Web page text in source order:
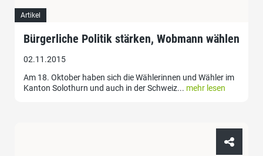
Artikel
Bürgerliche Politik stärken, Wobmann wählen
02.11.2015
Am 18. Oktober haben sich die Wählerinnen und Wähler im
Kanton Solothurn und auch in der Schweiz... mehr lesen